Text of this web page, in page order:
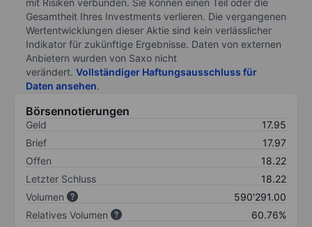
mit Risiken verbunden. Sie können einen Teil oder die
Gesamtheit Ihres Investments verlieren. Die vergangenen
Wertentwicklungen dieser Aktie sind kein verlässlicher
Indikator für zukünftige Ergebnisse. Daten von externen
Anbietern wurden von Saxo nicht
verändert. Vollständiger Haftungsausschluss für
Daten ansehen.
Börsennotierungen
Geld
17.95
Brief
17.97
Offen
18.22
Letzter Schluss
18.22
Volumen
590'291.00
Relatives Volumen
60.76%